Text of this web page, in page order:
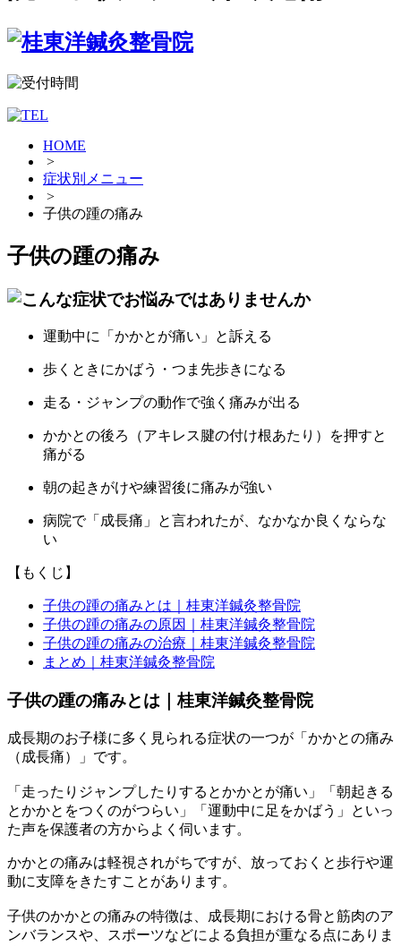
HOME
>
症状別メニュー
>
子供の踵の痛み
子供の踵の痛み
運動中に「かかとが痛い」と訴える
歩くときにかばう・つま先歩きになる
走る・ジャンプの動作で強く痛みが出る
かかとの後ろ（アキレス腱の付け根あたり）を押すと
痛がる
朝の起きがけや練習後に痛みが強い
病院で「成長痛」と言われたが、なかなか良くならな
い
【もくじ】
子供の踵の痛みとは｜桂東洋鍼灸整骨院
子供の踵の痛みの原因｜桂東洋鍼灸整骨院
子供の踵の痛みの治療｜桂東洋鍼灸整骨院
まとめ｜桂東洋鍼灸整骨院
子供の踵の痛みとは｜桂東洋鍼灸整骨院
成長期のお子様に多く見られる症状の一つが「かかとの痛み
（成長痛）」です。
「走ったりジャンプしたりするとかかとが痛い」「朝起きる
とかかとをつくのがつらい」「運動中に足をかばう」といっ
た声を保護者の方からよく伺います。
かかとの痛みは軽視されがちですが、放っておくと歩行や運
動に支障をきたすことがあります。
子供のかかとの痛みの特徴は、成長期における骨と筋肉のア
ンバランスや、スポーツなどによる負担が重なる点にありま